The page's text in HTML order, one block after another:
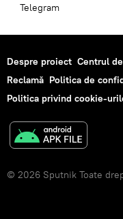
Telegram
Despre proiect Centrul
Reclamă Politica de
Politica privind cookie-
© 2026 Sputnik Toate